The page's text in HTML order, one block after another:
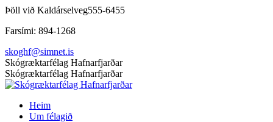
Skip
content
Þöll við Kaldárselveg555-6455
Farsími: 894-1268
skoghf@simnet.is
Facebook
page
opens
new
window
Skógræktarfélag Hafnarfjarðar
Skógræktarfélag Hafnarfjarðar
Heim
Um félagið